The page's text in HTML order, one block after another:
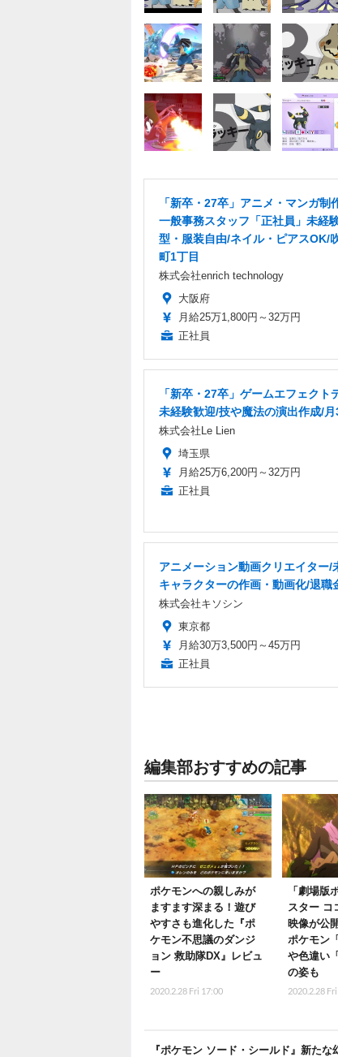
「新卒・27卒」アニメ・マンガ制
一般事務スタッフ「正社員」未経
型・服装自由/ネイル・ピアスOK/
町1丁目
株式会社enrich technology
大阪府
月給25万1,800円～32万円
正社員
「新卒・27卒」ゲームエフェクト
未経験歓迎/技や魔法の演出作成/
株式会社Le Lien
埼玉県
月給25万6,200円～32万円
正社員
アニメーション動画クリエイター/
キャラクターの作画・動画化/退職
株式会社キソシン
東京都
月給30万3,500円～45万円
正社員
編集部おすすめの記事
ポケモンへの親しみが
ますます深まる！遊び
やすさも進化した『ポ
ケモン不思議のダンジ
ョン 救助隊DX』レビュ
ー
2020.2.28 Fri 17:00
「劇場版
スター コ
映像が公
ポケモン
や色違い
の姿も
2020.2.28
『ポケモン ソード・シールド』新た